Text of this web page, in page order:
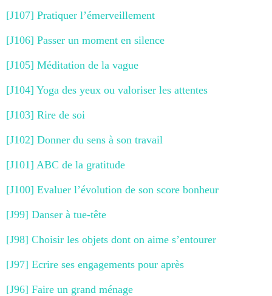
[J107] Pratiquer l’émerveillement
[J106] Passer un moment en silence
[J105] Méditation de la vague
[J104] Yoga des yeux ou valoriser les attentes
[J103] Rire de soi
[J102] Donner du sens à son travail
[J101] ABC de la gratitude
[J100] Evaluer l’évolution de son score bonheur
[J99] Danser à tue-tête
[J98] Choisir les objets dont on aime s’entourer
[J97] Ecrire ses engagements pour après
[J96] Faire un grand ménage